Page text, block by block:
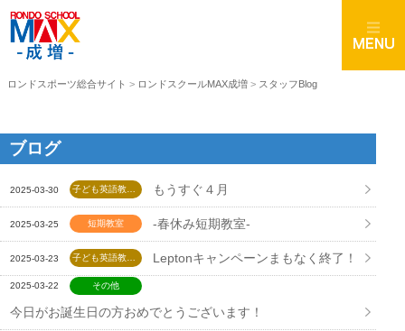
ロンドスポーツ総合サイト > ロンドスクールMAX成増 > スタッフBlog
ブログ
2025-03-30 子ども英語教室 Lepton もうすぐ４月
2025-03-25 短期教室 -春休み短期教室-
2025-03-23 子ども英語教室 Lepton Leptonキャンペーンまもなく終了！
2025-03-22 その他
今日がお誕生日の方おめでとうございます！